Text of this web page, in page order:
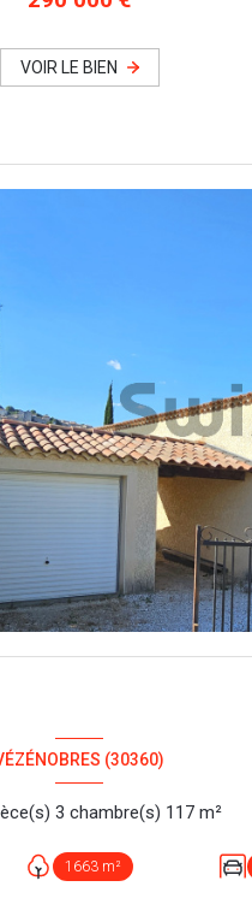
VOIR LE BIEN
(30360)
Villa 4 pièce(s) 3 chambre(s) 117 m²
1663 m²